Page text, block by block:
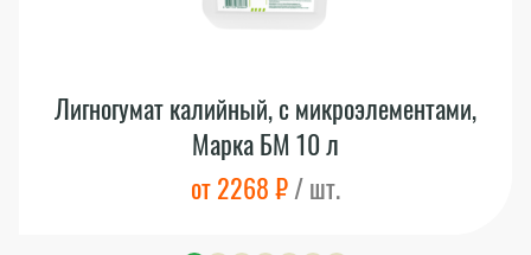
Лигногумат калийный, с микроэлементами,
Марка БМ 10 л
от 2268 ₽/ шт.